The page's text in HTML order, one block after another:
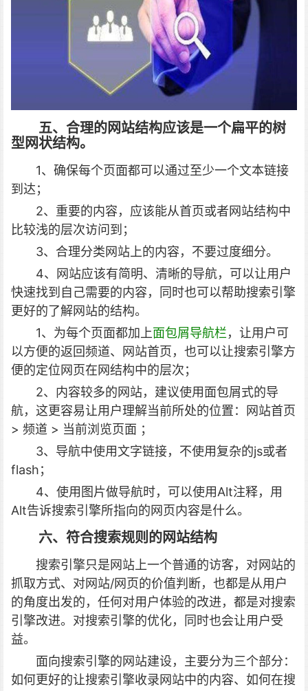
五、合理的网站结构应该是一个扁平的树
型网状结构。
1、确保每个页面都可以通过至少一个文本链接
到达；
2、重要的内容，应该能从首页或者网站结构中
比较浅的层次访问到；
3、合理分类网站上的内容，不要过度细分。
4、网站应该有简明、清晰的导航，可以让用户
快速找到自己需要的内容，同时也可以帮助搜索引擎
更好的了解网站的结构。
1、为每个页面都加上面包屑导航栏，让用户可
以方便的返回频道、网站首页，也可以让搜索引擎方
便的定位网页在网结构中的层次；
2、内容较多的网站，建议使用面包屑式的导
航，这更容易让用户理解当前所处的位置：网站首页
> 频道 > 当前浏览页面 ；
3、导航中使用文字链接，不使用复杂的js或者
flash；
4、使用图片做导航时，可以使用Alt注释，用
Alt告诉搜索引擎所指向的网页内容是什么。
六、符合搜索规则的网站结构
搜索引擎只是网站上一个普通的访客，对网站的
抓取方式、对网站/网页的价值判断，也都是从用户
的角度出发的，任何对用户体验的改进，都是对搜索
引擎改进。对搜索引擎的优化，同时也会让用户受
益。
面向搜索引擎的网站建设，主要分为三个部分：
如何更好的让搜索引擎收录网站中的内容、如何在搜